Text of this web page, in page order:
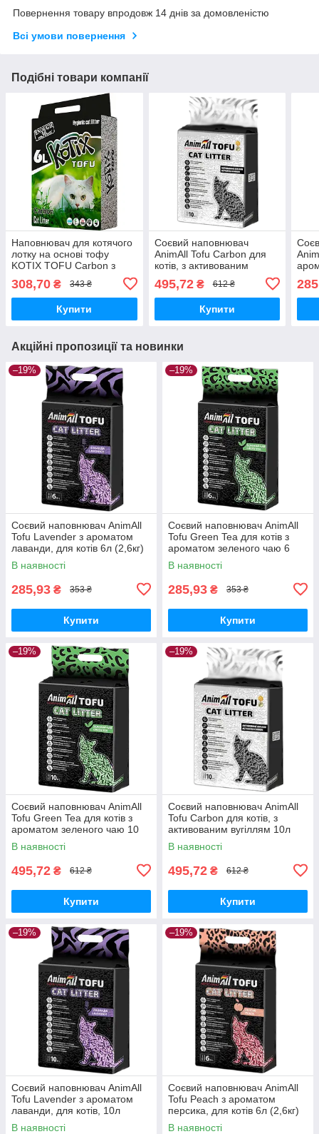
Повернення товару впродовж 14 днів за домовленістю
Всі умови повернення
Подібні товари компанії
Наповнювач для котячого
лотку на основі тофу
KOTIX TOFU Carbon з
активованим вугіллям 6л
308,70 ₴ 343 ₴
Купити
Соєвий наповнювач
AnimAll Tofu Carbon для
котів, з активованим
495,72₴ 612 ₴
Купити
Акційні пропозиції та новинки
–19%
Соєвий наповнювач AnimAll
Tofu Lavender з ароматом
лаванди, для котів 6л (2,6кг)
В наявності
285,93 ₴ 353 ₴
Купити
–19%
Соєвий наповнювач AnimAll
Tofu Green Tea для котів з
ароматом зеленого чаю 6
літрів (2,6 кг)
В наявності
285,93 ₴ 353 ₴
Купити
–19%
Соєвий наповнювач AnimAll
Tofu Green Tea для котів з
ароматом зеленого чаю 10
літрів (4,66 кг)
В наявності
495,72 ₴ 612 ₴
Купити
–19%
Соєвий наповнювач AnimAll
Tofu Carbon для котів, з
активованим вугіллям 10л
(4.66кг)
В наявності
495,72 ₴ 612 ₴
Купити
–19%
Соєвий наповнювач AnimAll
Tofu Lavender з ароматом
лаванди, для котів, 10л
(4,66кг)
В наявності
–19%
Соєвий наповнювач AnimAll
Tofu Peach з ароматом
персика, для котів 6л (2,6кг)
В наявності